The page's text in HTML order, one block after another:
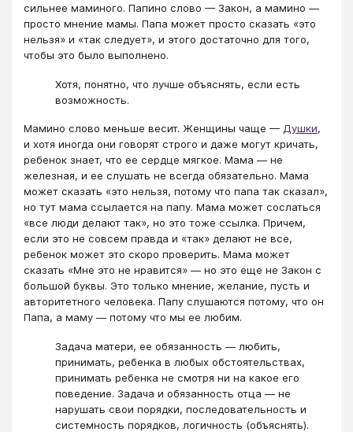
сильнее маминого. Папино слово — Закон, а мамино —
просто мнение мамы. Папа может просто сказать «это
нельзя» и «так следует», и этого достаточно для того,
чтобы это было выполнено.
Хотя, понятно, что лучше объяснять, если есть
возможность.
Мамино слово меньше весит. Женщины чаще —Душки,
и хотя иногда они говорят строго и даже могут кричать,
ребенок знает, что ее сердце мягкое. Мама — не
железная, и ее слушать не всегда обязательно. Мама
может сказать «это нельзя, потому что папа так сказал»,
но тут мама ссылается на папу. Мама может сослаться
«все люди делают так», но это тоже ссылка. Причем,
если это не совсем правда и «так» делают не все,
ребенок может это скоро проверить. Мама может
сказать «Мне это не нравится» — но это еще не Закон с
большой буквы. Это только мнение, желание, пусть и
авторитетного человека. Папу слушаются потому, что он
Папа, а маму — потому что мы ее любим.
Задача матери, ее обязанность — любить,
принимать, ребенка в любых обстоятельствах,
принимать ребенка не смотря ни на какое его
поведение. Задача и обязанность отца — не
нарушать свои порядки, последовательность и
системность порядков, логичность (объяснять).